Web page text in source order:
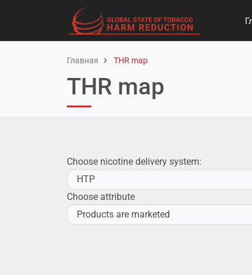
Главная THR map
THR map
Choose nicotine delivery system:
Choose attribute